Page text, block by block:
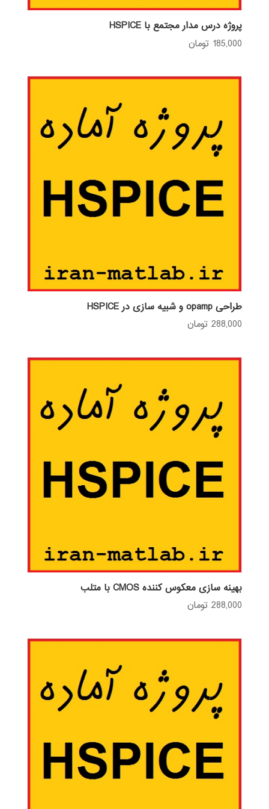
پروژه درس مدار مجتمع با HSPICE
185,000 تومان
طراحی opamp و شبیه سازی در HSPICE
288,000 تومان
بهینه سازی معکوس کننده CMOS با متلب
288,000 تومان